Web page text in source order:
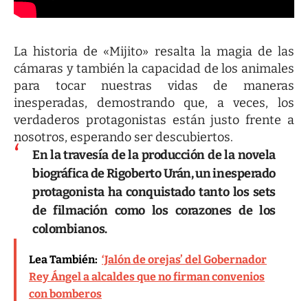
La historia de «Mijito» resalta la magia de las
cámaras y también la capacidad de los animales
para tocar nuestras vidas de maneras
inesperadas, demostrando que, a veces, los
verdaderos protagonistas están justo frente a
nosotros, esperando ser descubiertos.
En la travesía de la producción de la novela
biográfica deRigoberto Urán, un inesperado
protagonista ha conquistado tanto los sets
de filmación como los corazones de los
colombianos.
Lea También: ‘Jalón de orejas’ del Gobernador
Rey Ángel a alcaldes que no firman convenios
con bomberos